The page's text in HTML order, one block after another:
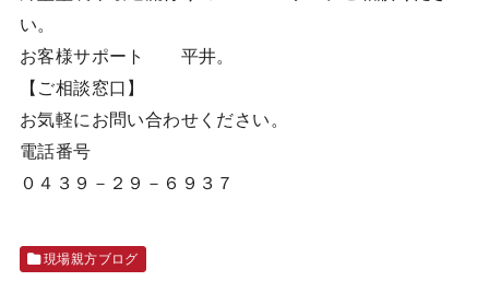
い。
お客様サポート 平井。
【ご相談窓口】
お気軽にお問い合わせください。
電話番号
０４３９－２９－６９３７
現場親方ブログ